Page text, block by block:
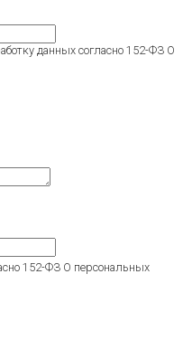
данных согласно 152-ФЗ О
152-ФЗ О персональных